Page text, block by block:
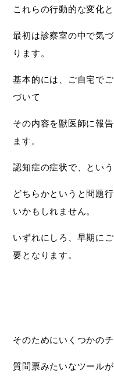
これらの行動的な変化
最初は診察室の中で気
ります。
基本的には、ご自宅で
づいて
その内容を獣医師に報
ます。
認知症の症状で、とい
どちらかというと問題
いかもしれません。
いずれにしろ、早期に
要となります。
そのためにいくつかの
質問票みたいなツール